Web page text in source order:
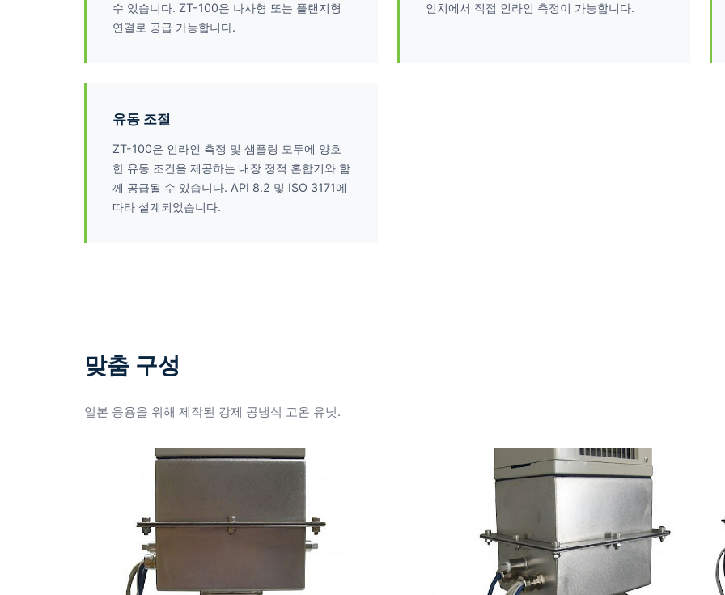
수 있습니다. ZT-100은 나사형 또는 플랜지형
연결로 공급 가능합니다.
인치에서 직접 인라인 측정이 가능합니다.
유동 조절
ZT-100은 인라인 측정 및 샘플링 모두에 양호
한 유동 조건을 제공하는 내장 정적 혼합기와 함
께 공급될 수 있습니다. API 8.2 및 ISO 3171에
따라 설계되었습니다.
맞춤 구성
일본 응용을 위해 제작된 강제 공냉식 고온 유닛.